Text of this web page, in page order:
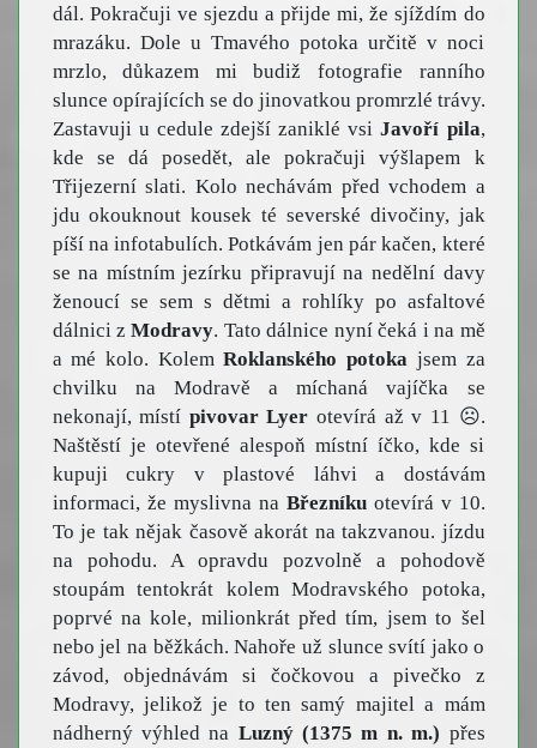
dál. Pokračuji ve sjezdu a přijde mi, že sjíždím do
mrazáku. Dole u Tmavého potoka určitě v noci
mrzlo, důkazem mi budiž fotografie ranního
slunce opírajících se do jinovatkou promrzlé trávy.
Zastavuji u cedule zdejší zaniklé vsiJavoří pila,
kde se dá posedět, ale pokračuji výšlapem k
Třijezerní slati. Kolo nechávám před vchodem a
jdu okouknout kousek té severské divočiny, jak
píší na infotabulích. Potkávám jen pár kačen, které
se na místním jezírku připravují na nedělní davy
ženoucí se sem s dětmi a rohlíky po asfaltové
dálnici zModravy. Tato dálnice nyní čeká i na mě
a mé kolo. KolemRoklanského potoka jsem za
chvilku na Modravě a míchaná vajíčka se
nekonají, místí pivovar Lyer otevírá až v 11 ☹.
Naštěstí je otevřené alespoň místní íčko, kde si
kupuji cukry v plastové láhvi a dostávám
informaci, že myslivna na Březníkuotevírá v 10.
To je tak nějak časově akorát na takzvanou. jízdu
na pohodu. A opravdu pozvolně a pohodově
stoupám tentokrát kolem Modravského potoka,
poprvé na kole, milionkrát před tím, jsem to šel
nebo jel na běžkách. Nahoře už slunce svítí jako o
závod, objednávám si čočkovou a pivečko z
Modravy, jelikož je to ten samý majitel a mám
nádherný výhled na Luzný (1375 m n. m.) přes